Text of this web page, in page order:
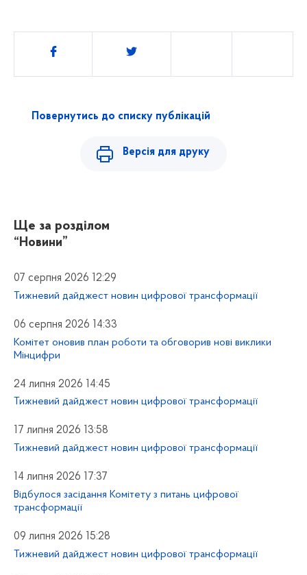
Поділитись
Повернутись до списку публікацій
Версія для друку
Ще за розділом
“Новини”
07 серпня 2026 12:29
Тижневий дайджест новин цифрової трансформації
06 серпня 2026 14:33
Комітет оновив план роботи та обговорив нові виклики
Мінцифри
24 липня 2026 14:45
Тижневий дайджест новин цифрової трансформації
17 липня 2026 13:58
Тижневий дайджест новин цифрової трансформації
14 липня 2026 17:37
Відбулося засідання Комітету з питань цифрової
трансформації
09 липня 2026 15:28
Тижневий дайджест новин цифрової трансформації